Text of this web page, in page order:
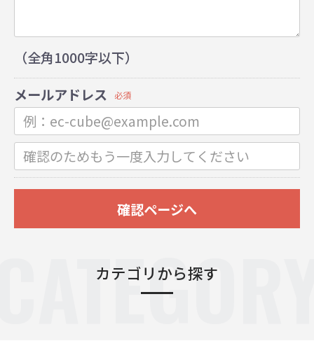
（全角1000字以下）
メールアドレス
必須
確認ページへ
カテゴリから探す